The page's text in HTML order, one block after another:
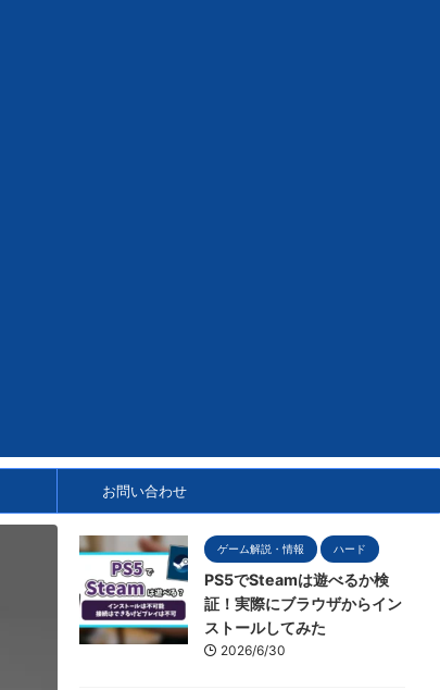
お問い合わせ
ゲーム解説・情報 ハード
PS5でSteamは遊べるか検
証！実際にブラウザからイン
ストールしてみた
2026/6/30